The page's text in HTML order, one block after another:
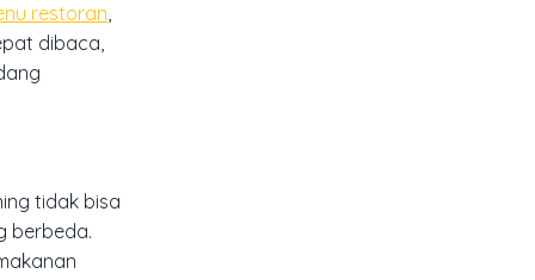
restoran,
dibaca,
tidak bisa
berbeda.